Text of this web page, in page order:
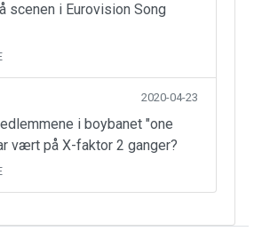
scenen i Eurovision Song
2020-04-23
i boybanet "one
vært på X-faktor 2 ganger?